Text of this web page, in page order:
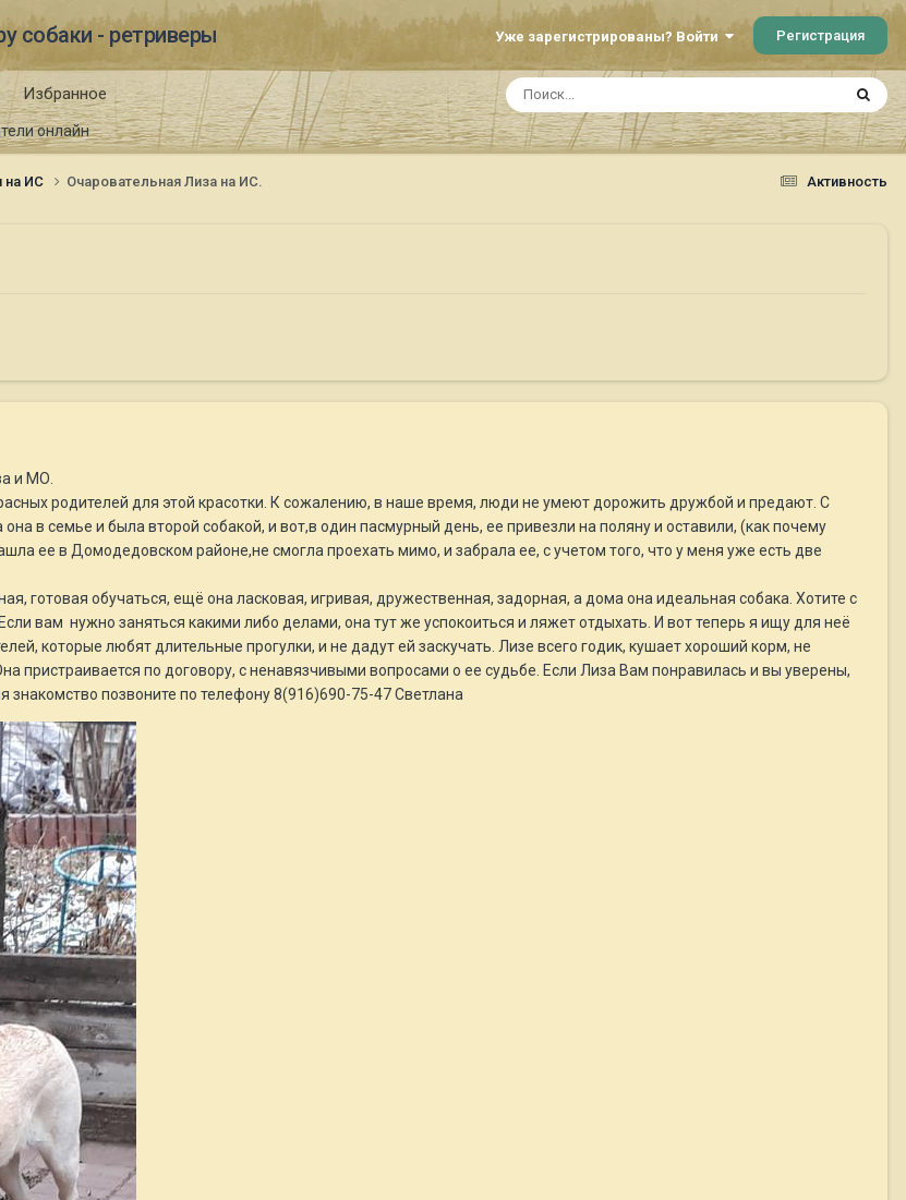
собаки - ретриверы Уже зарегистрированы? Войти Регистрация
онлайн
Избранное
Активность
на ИС Очаровательная Лиза на ИС.
и МО.
родителей для этой красотки. К сожалению, в наше время, люди не умеют дорожить дружбой и предают. С
в семье и была второй собакой, и вот,в один пасмурный день, ее привезли на поляну и оставили, (как почему
ее в Домодедовском районе,не смогла проехать мимо, и забрала ее, с учетом того, что у меня уже есть две
готовая обучаться, ещё она ласковая, игривая, дружественная, задорная, а дома она идеальная собака. Хотите с
вам нужно заняться какими либо делами, она тут же успокоиться и ляжет отдыхать. И вот теперь я ищу для неё
которые любят длительные прогулки, и не дадут ей заскучать. Лизе всего годик, кушает хороший корм, не
пристраивается по договору, с ненавязчивыми вопросами о ее судьбе. Если Лиза Вам понравилась и вы уверены,
знакомство позвоните по телефону 8(916)690-75-47 Светлана